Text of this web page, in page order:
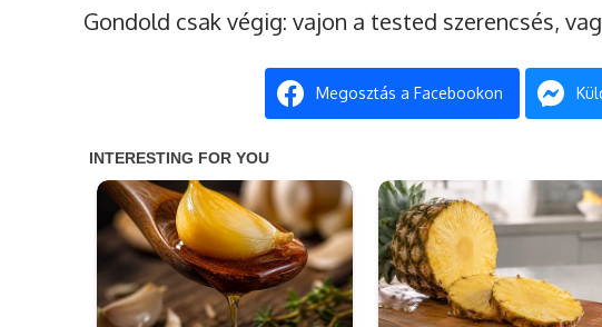
Gondold csak végig: vajon a tested szerencsés,
Megosztás a Facebookon